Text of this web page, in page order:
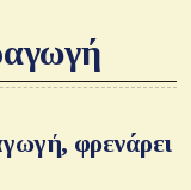
φρενάρει